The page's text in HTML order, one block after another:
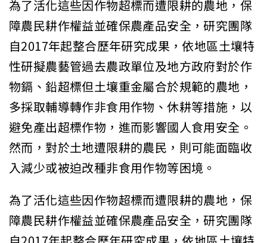
障農民耕作權益並確保農產品安全，研究團隊
自2017年起整合歷年研究成果，依地區土壤特
性研擬農藝管過去農政單位及地方政府對於作
物鎘、鉛超標但土壤重金屬合於規範的農地，
多採取輔導轉作非食用作物、休耕等措施，以
避免產出超標作物，進而影響國人食用安全。
然而，對於土地遭限耕的農民，則可能面臨收
入減少或被迫改種非食用作物等困境。
為了活化這些因作物超標而遭限耕的農地，保
障農民耕作權益並確保農產品安全，研究團隊